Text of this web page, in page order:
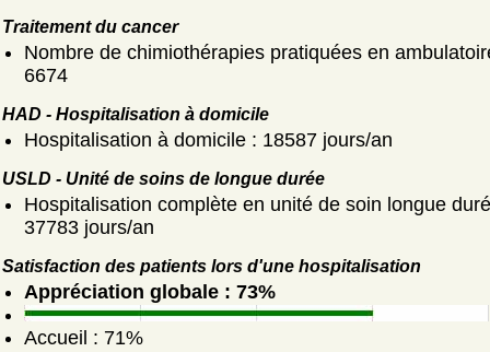
Traitement du cancer
Nombre de chimiothérapies pratiquées en
6674
HAD - Hospitalisation à domicile
Hospitalisation à domicile : 18587 jours/an
USLD - Unité de soins de longue durée
Hospitalisation complète en unité de soin longue
37783 jours/an
Satisfaction des patients lors d'une hospitalisation
Appréciation globale : 73%
Accueil : 71%